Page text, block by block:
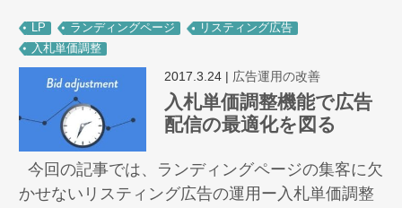
LP ランディングページ
リスティング広告
入札単価調整
2017.3.24 | 広告運用の改善
入札単価調整機能で広告
配信の最適化を図る
今回の記事では、ランディングページの集客に欠
かせないリスティング広告の運用ー入札単価調整